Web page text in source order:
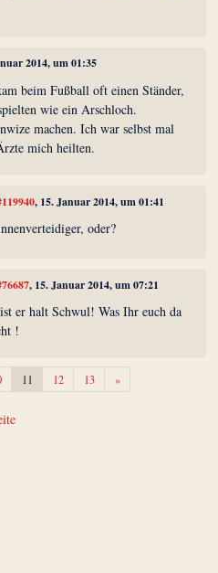
2014, um 01:35
beim Fußball oft einen Ständer,
wie ein Arschloch.
machen. Ich war selbst mal
mich heilten.
, 15. Januar 2014, um 01:41
oder?
, 15. Januar 2014, um 07:21
er halt Schwul! Was Ihr euch da
!
11 12 13 »Weiter